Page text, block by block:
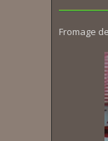
Fromage